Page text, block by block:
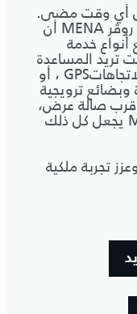
أي وقت مضى.
يُمكنك الآن مع تطبيق كير من لاند روڤر MENA أن
خدمة
تريد المساعدة
على الطريق، أو تحديد المواقع والاتجاهاتGPS ، أو
ترويجية
صالة عرض،
فإن تطبيق كير من لاند روڤر MENA يجعل كل ذلك
تجربة ملكية